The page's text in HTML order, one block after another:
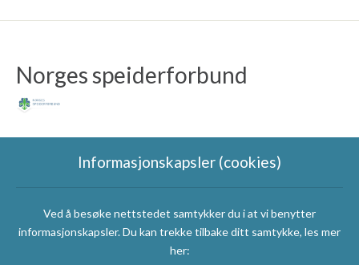
Norges speiderforbund
Speidergruppas
samarbeidspartnere
Informasjonskapsler (cookies)
Ved å besøke nettstedet samtykker du i at vi benytter
informasjonskapsler. Du kan trekke tilbake ditt samtykke, les mer
her: